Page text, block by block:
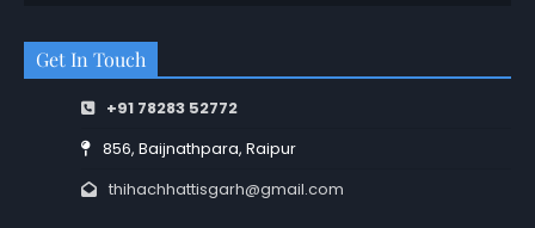
Get In Touch
+91 78283 52772
856, Baijnathpara, Raipur
thihachhattisgarh@gmail.com